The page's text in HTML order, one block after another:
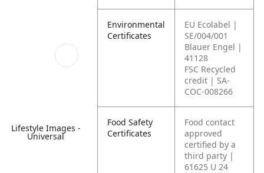
Lifestyle Images -
Universal
Environmental
Certificates
EU Ecolabel |
SE/004/001
Blauer Engel |
41128
FSC Recycled
credit | SA-
COC-008266
Food Safety
Certificates
Food contact
approved
certified by a
third party |
61625 U 24